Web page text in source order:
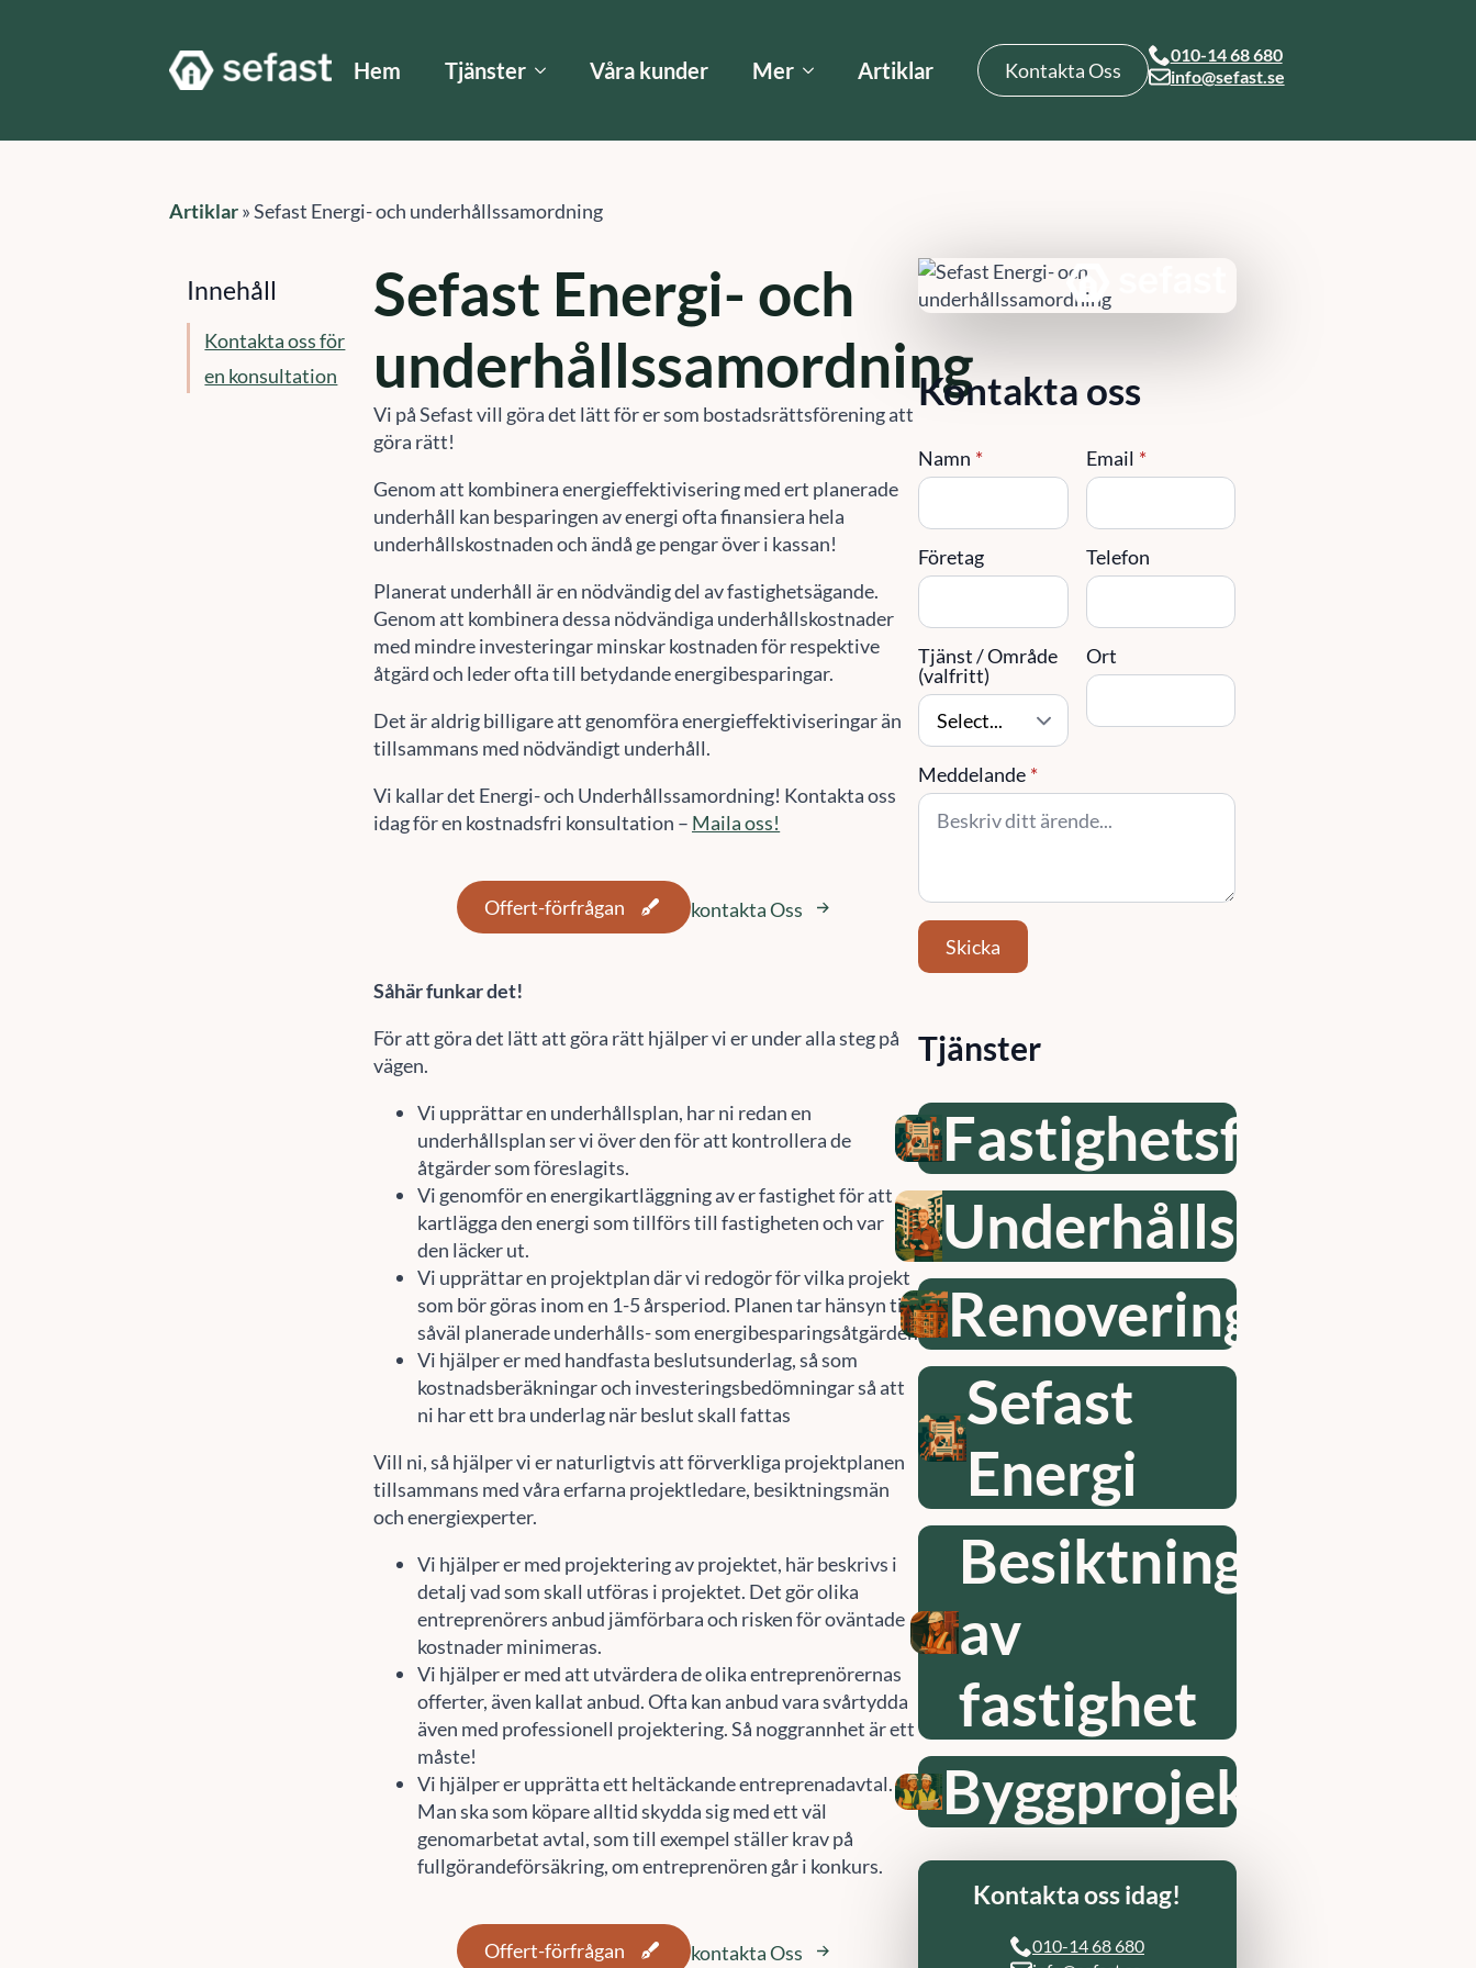
Hem Tjänster Våra kunder Mer Artiklar Kontakta Oss
010-14 68 680
info@sefast.se
Artiklar»Sefast Energi- och underhållssamordning
Innehåll
Kontakta oss för
en konsultation
Sefast Energi- och
underhållssamordning
Vi på Sefast vill göra det lätt för er som bostadsrättsförening att
göra rätt!
Genom att kombinera energieffektivisering med ert planerade
underhåll kan besparingen av energi ofta finansiera hela
underhållskostnaden och ändå ge pengar över i kassan!
Planerat underhåll är en nödvändig del av fastighetsägande.
Genom att kombinera dessa nödvändiga underhållskostnader
med mindre investeringar minskar kostnaden för respektive
åtgärd och leder ofta till betydande energibesparingar.
Det är aldrig billigare att genomföra energieffektiviseringar än
tillsammans med nödvändigt underhåll.
Vi kallar det Energi- och Underhållssamordning! Kontakta oss
idag för en kostnadsfri konsultation – Maila oss!
Offert-förfrågan kontakta Oss
Såhär funkar det!
För att göra det lätt att göra rätt hjälper vi er under alla steg på
vägen.
Vi upprättar en underhållsplan, har ni redan en
underhållsplan ser vi över den för att kontrollera de
åtgärder som föreslagits.
Vi genomför en energikartläggning av er fastighet för att
kartlägga den energi som tillförs till fastigheten och var
den läcker ut.
Vi upprättar en projektplan där vi redogör för vilka projekt
som bör göras inom en 1-5 årsperiod. Planen tar hänsyn till
såväl planerade underhålls- som energibesparingsåtgärder.
Vi hjälper er med handfasta beslutsunderlag, så som
kostnadsberäkningar och investeringsbedömningar så att
ni har ett bra underlag när beslut skall fattas
Vill ni, så hjälper vi er naturligtvis att förverkliga projektplanen
tillsammans med våra erfarna projektledare, besiktningsmän
och energiexperter.
Vi hjälper er med projektering av projektet, här beskrivs i
detalj vad som skall utföras i projektet. Det gör olika
entreprenörers anbud jämförbara och risken för oväntade
kostnader minimeras.
Vi hjälper er med att utvärdera de olika entreprenörernas
offerter, även kallat anbud. Ofta kan anbud vara svårtydda
även med professionell projektering. Så noggrannhet är ett
måste!
Vi hjälper er upprätta ett heltäckande entreprenadavtal.
Man ska som köpare alltid skydda sig med ett väl
genomarbetat avtal, som till exempel ställer krav på
fullgörandeförsäkring, om entreprenören går i konkurs.
Offert-förfrågan kontakta Oss
Kontakta oss
Namn * Email *
Företag Telefon
Tjänst / Område
(valfritt)
Ort
Meddelande *
Skicka
Tjänster
Underhållsplan
Renovering
Sefast
Energi
Besiktning
av
fastighet
Byggprojektledning
Kontakta oss idag!
010-14 68 680